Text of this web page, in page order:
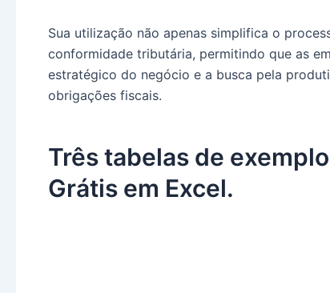
Sua utilização não apenas simplifica o
conformidade tributária, permitindo que as
estratégico do negócio e a busca pela
obrigações fiscais.
Três tabelas de
Grátis em Excel.